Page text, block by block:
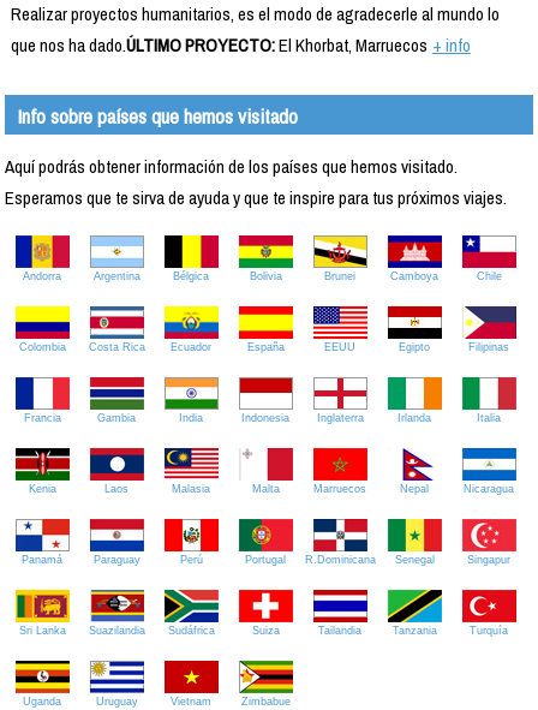
Realizar proyectos humanitarios, es el modo de agradecerle al mundo lo
que nos ha dado.ÚLTIMO PROYECTO:El Khorbat, Marruecos + info
Info sobre países que hemos visitado
Aquí podrás obtener información de los países que hemos visitado.
Esperamos que te sirva de ayuda y que te inspire para tus próximos viajes.
Andorra Argentina Bélgica Bolivia Brunei Camboya Chile
Colombia Costa Rica Ecuador España EEUU Egipto Filipinas
Francia Gambia India Indonesia Inglaterra Irlanda Italia
Kenia Laos Malasia Malta Marruecos Nepal Nicaragua
Panamá Paraguay Perú Portugal R.Dominicana Senegal Singapur
Sri Lanka Suazilandia Sudáfrica Suiza Tailandia Tanzania Turquía
Uganda Uruguay Vietnam Zimbabue